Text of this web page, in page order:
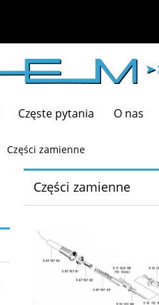
Częste pytania O nas
Części zamienne
Części zamienne